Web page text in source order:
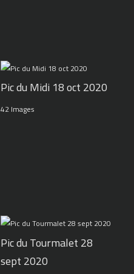
Pic du Midi 18 oct 2020
42 Images
Pic du Tourmalet 28
sept 2020